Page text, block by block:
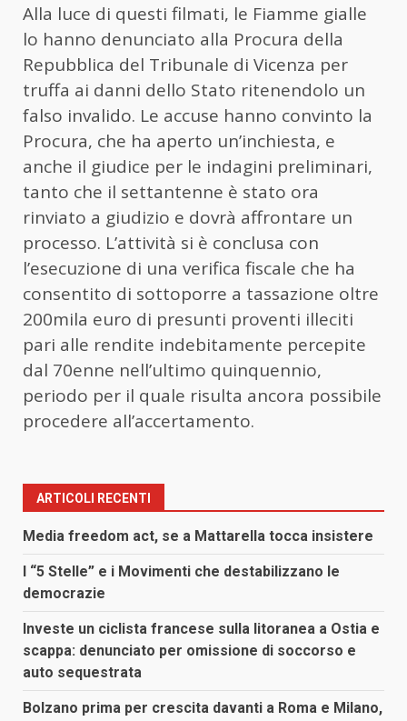
Alla luce di questi filmati, le Fiamme gialle
lo hanno denunciato alla Procura della
Repubblica del Tribunale di Vicenza per
truffa ai danni dello Stato ritenendolo un
falso invalido. Le accuse hanno convinto la
Procura, che ha aperto un’inchiesta, e
anche il giudice per le indagini preliminari,
tanto che il settantenne è stato ora
rinviato a giudizio e dovrà affrontare un
processo. L’attività si è conclusa con
l’esecuzione di una verifica fiscale che ha
consentito di sottoporre a tassazione oltre
200mila euro di presunti proventi illeciti
pari alle rendite indebitamente percepite
dal 70enne nell’ultimo quinquennio,
periodo per il quale risulta ancora possibile
procedere all’accertamento.
ARTICOLI RECENTI
Media freedom act, se a Mattarella tocca insistere
I “5 Stelle” e i Movimenti che destabilizzano le
democrazie
Investe un ciclista francese sulla litoranea a Ostia e
scappa: denunciato per omissione di soccorso e
auto sequestrata
Bolzano prima per crescita davanti a Roma e Milano,